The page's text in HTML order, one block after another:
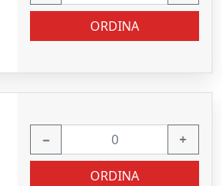
ORDINA
− +
ORDINA